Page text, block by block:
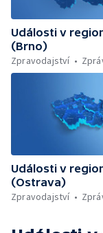
Události v
(Brno)
Zpravodajství
Události v
(Ostrava)
Zpravodajství